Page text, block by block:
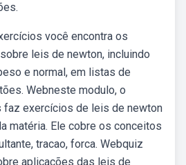
você encontra os
leis de newton, incluindo
e normal, em listas de
Webneste modulo, o
exercícios de leis de newton
matéria. Ele cobre os conceitos
tracao, forca. Webquiz
aplicações das leis de